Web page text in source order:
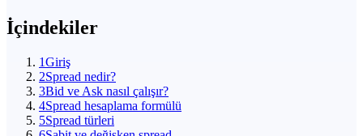
İçindekiler
1Giriş
2Spread nedir?
3Bid ve Ask nasıl çalışır?
4Spread hesaplama formülü
5Spread türleri